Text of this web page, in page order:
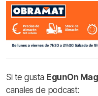
Si te gusta EgunOn
canales de podcast: